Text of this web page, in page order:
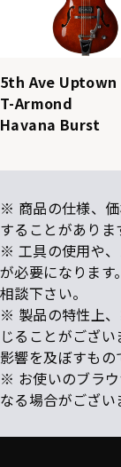
5th Ave Uptown
T-Armond
Havana Burst
※ 商品の仕様、
することがありま
※ 工具の使用や
が必要になります
相談下さい。
※ 製品の特性上
じることがござ
影響を及ぼすもの
※ お使いのブラ
なる場合がござい